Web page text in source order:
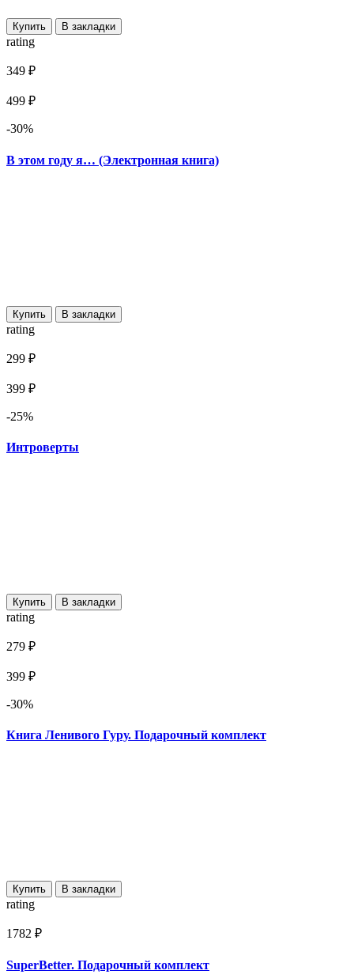
Купить В закладки
rating
349 ₽
499 ₽
-30%
В этом году я… (Электронная книга)
Купить В закладки
rating
299 ₽
399 ₽
-25%
Интроверты
Купить В закладки
rating
279 ₽
399 ₽
-30%
Книга Ленивого Гуру. Подарочный комплект
Купить В закладки
rating
1782 ₽
SuperBetter. Подарочный комплект